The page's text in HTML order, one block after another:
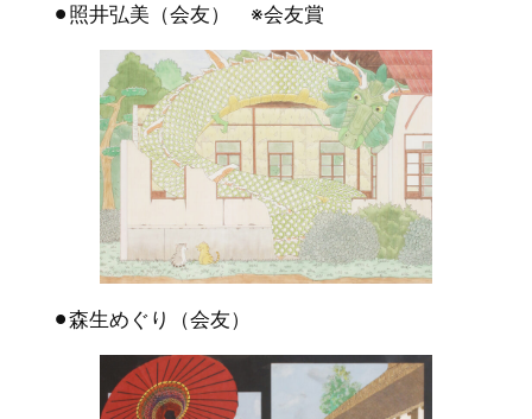
⚫︎照井弘美（会友） ※会友賞
⚫︎森生めぐり（会友）